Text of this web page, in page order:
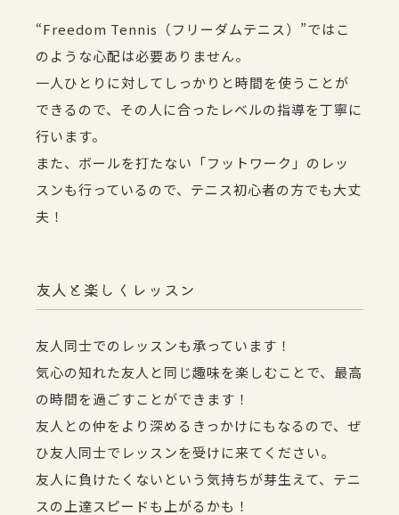
“Freedom Tennis（フリーダムテニス）”ではこ
のような心配は必要ありません。
一人ひとりに対してしっかりと時間を使うことが
できるので、その人に合ったレベルの指導を丁寧に
行います。
また、ボールを打たない「フットワーク」のレッ
スンも行っているので、テニス初心者の方でも大丈
夫！
友人と楽しくレッスン
友人同士でのレッスンも承っています！
気心の知れた友人と同じ趣味を楽しむことで、最高
の時間を過ごすことができます！
友人との仲をより深めるきっかけにもなるので、ぜ
ひ友人同士でレッスンを受けに来てください。
友人に負けたくないという気持ちが芽生えて、テニ
スの上達スピードも上がるかも！